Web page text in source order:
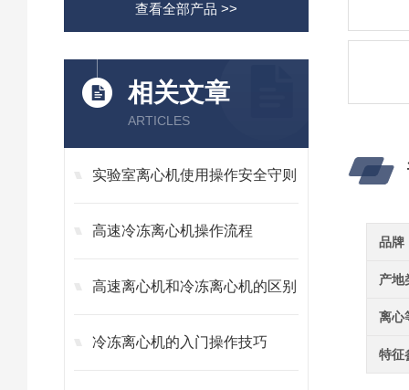
查看全部产品 >>
相关文章
ARTICLES
实验室离心机使用操作安全守则
高速冷冻离心机操作流程
高速离心机和冷冻离心机的区别
冷冻离心机的入门操作技巧
品牌
产地
离心
特征